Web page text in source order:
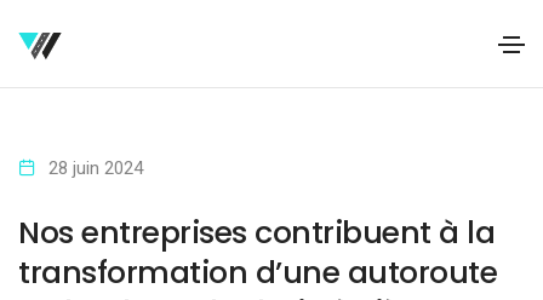
28 juin 2024
Nos entreprises contribuent à la
transformation d’une autoroute